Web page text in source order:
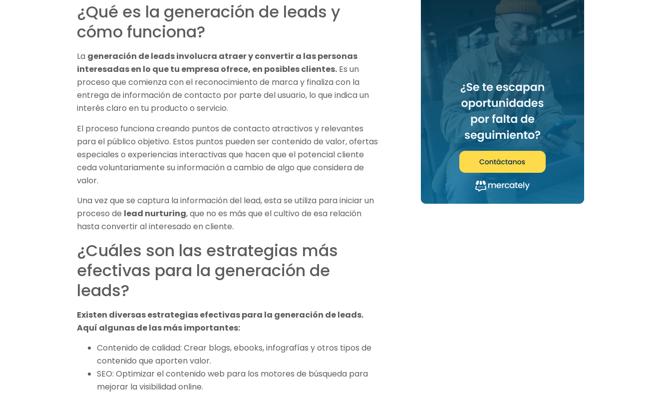
¿Qué es la generación de leads y
cómo funciona?
La generación de leads involucra atraer y convertir a las personas
interesadas en lo que tu empresa ofrece, en posibles clientes. Es un
proceso que comienza con el reconocimiento de marca y finaliza con la
entrega de información de contacto por parte del usuario, lo que indica un
interés claro en tu producto o servicio.
El proceso funciona creando puntos de contacto atractivos y relevantes
para el público objetivo. Estos puntos pueden ser contenido de valor, ofertas
especiales o experiencias interactivas que hacen que el potencial cliente
ceda voluntariamente su información a cambio de algo que considera de
valor.
Una vez que se captura la información del lead, esta se utiliza para iniciar un
proceso de lead nurturing, que no es más que el cultivo de esa relación
hasta convertir al interesado en cliente.
¿Cuáles son las estrategias más
efectivas para la generación de
leads?
Existen diversas estrategias efectivas para la generación de leads.
Aquí algunas de las más importantes:
Contenido de calidad: Crear blogs, ebooks, infografías y otros tipos de
contenido que aporten valor.
SEO: Optimizar el contenido web para los motores de búsqueda para
mejorar la visibilidad online.